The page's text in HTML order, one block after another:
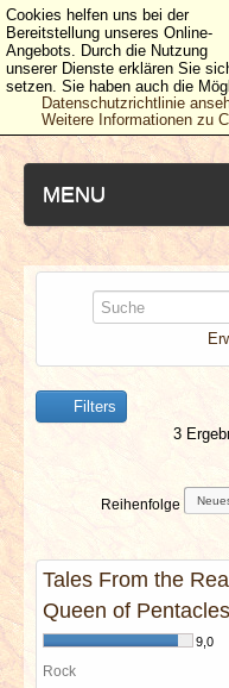
MENU
NEUESTE ARTIKEL
NEWS & DATES
BERICHTE
VERLOSUNGEN
SPECIALS
REDAKTION
Filters
3
Reihenfolge
Tales From the
Queen of Pentacles
9,0
Rock
Cookies helfen uns bei der
Bereitstellung unseres Online-
Angebots. Durch die Nutzung
unserer Dienste erklären Sie
setzen. Sie haben auch die
Datenschutzrichtlinie
Weitere Informationen zu